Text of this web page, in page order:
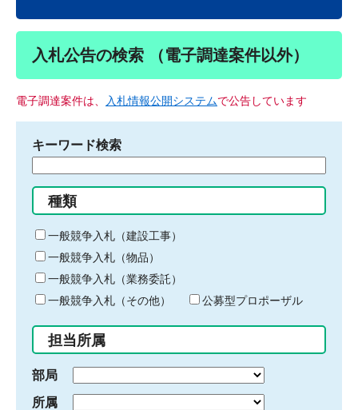
入札公告の検索 （電子調達案件以外）
電子調達案件は、 入札情報公開システムで公告しています
キーワード検索
る
キ
ー
ワ
ー
ド
入
力
種類
一般競争入札（建設工事）
一般競争入札（物品）
一般競争入札（業務委託）
一般競争入札（その他）
公募型プロポーザル
担当所属
部局
所属